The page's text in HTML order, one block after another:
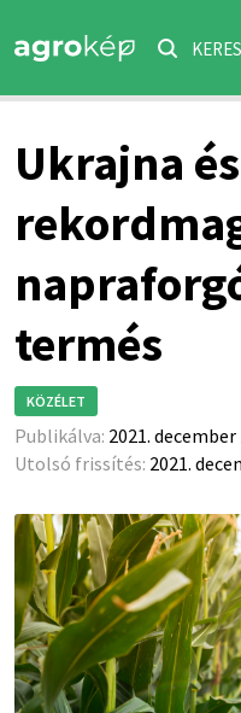
Ukrajna
termés
KÖZÉLET
Publikálva: 2021. december
Utolsó frissítés: 2021.